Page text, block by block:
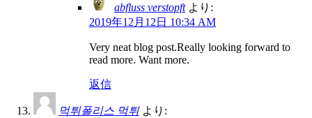
abfluss verstopft より:
2019年12月12日 10:34 AM
Very neat blog post.Really looking forward to
read more. Want more.
返信
먹튀폴리스 먹튀 より: